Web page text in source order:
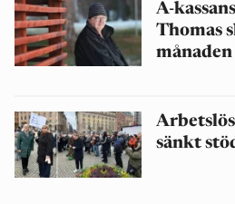
A-
Thomas
månaden
sänkt